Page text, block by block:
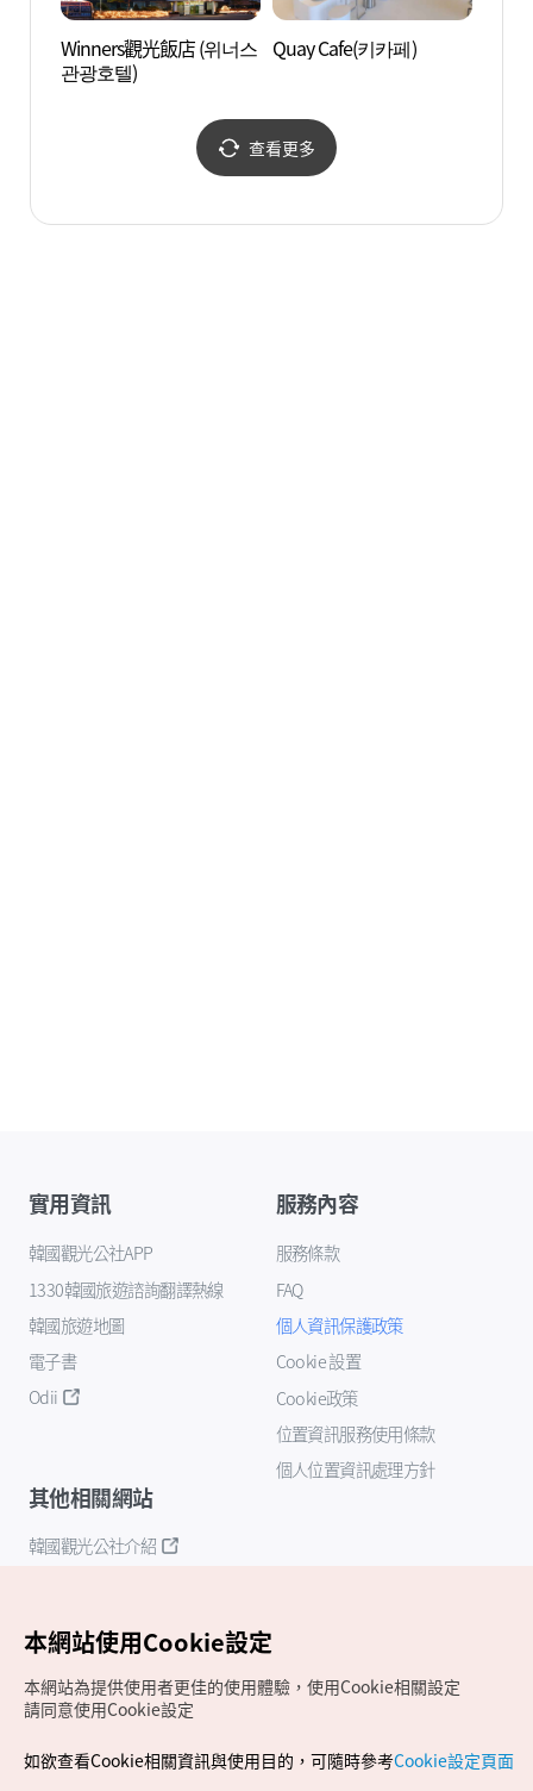
Winners觀光飯店 (위너스
관광호텔)
Quay Cafe(키카페)
查看更多
實用資訊
韓國觀光公社APP
1330韓國旅遊諮詢翻譯熱線
韓國旅遊地圖
電子書
Odii
服務內容
服務條款
FAQ
個人資訊保護政策
Cookie 設置
Cookie政策
位置資訊服務使用條款
個人位置資訊處理方針
其他相關網站
韓國觀光公社介紹
Copyrights (c) 韓國觀光公社版權所有
本網站使用Cookie設定
本網站為提供使用者更佳的使用體驗，使用Cookie相關設定
請同意使用Cookie設定
如欲查看Cookie相關資訊與使用目的，可隨時參考Cookie設定頁面